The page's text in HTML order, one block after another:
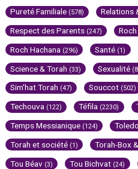
Pureté Familiale (578) Relations
Respect des Parents (247)
Roch Hachana (296) Santé (1)
Science & Torah (33) Sexualité
Sim'hat Torah (47) Souccot (502)
Techouva (122) Téfila (2230)
Temps Messianique (124)
Torah et société (1) Torah-Box
Tou Béav (3) Tou Bichvat (24)